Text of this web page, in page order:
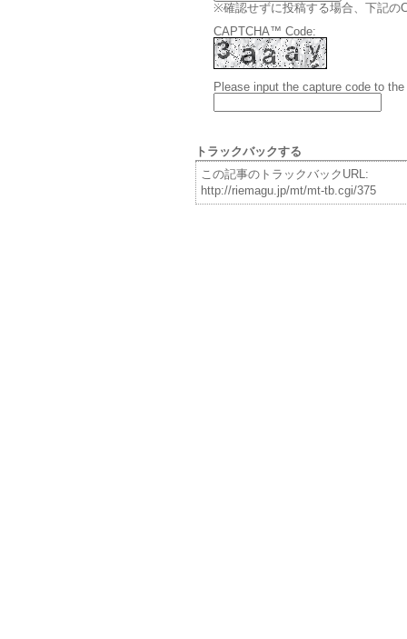
※確認せずに投稿する場合、下記の
CAPTCHA™ Code:
Please input the capture code to
トラックバックする
この記事のトラックバックURL:
http://riemagu.jp/mt/mt-tb.cgi/375